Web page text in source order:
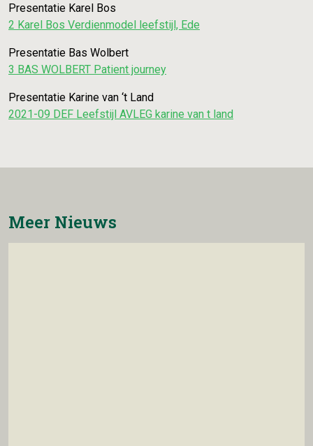
Presentatie Karel Bos
2 Karel Bos Verdienmodel leefstijl, Ede
Presentatie Bas Wolbert
3 BAS WOLBERT Patient journey
Presentatie Karine van ‘t Land
2021-09 DEF Leefstijl AVLEG karine van t land
Meer Nieuws